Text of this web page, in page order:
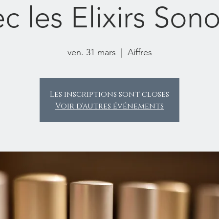
les Elixirs
ven. 31 mars Aiffres
Les inscriptions sont closes
Voir d'autres événements